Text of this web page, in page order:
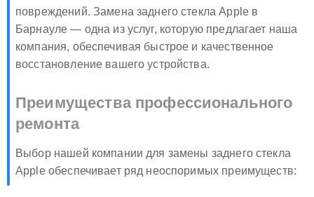
повреждений. Замена заднего стекла Apple в
Барнауле — одна из услуг, которую предлагает наша
компания, обеспечивая быстрое и качественное
восстановление вашего устройства.
Преимущества профессионального
ремонта
Выбор нашей компании для замены заднего стекла
Apple обеспечивает ряд неоспоримых преимуществ: